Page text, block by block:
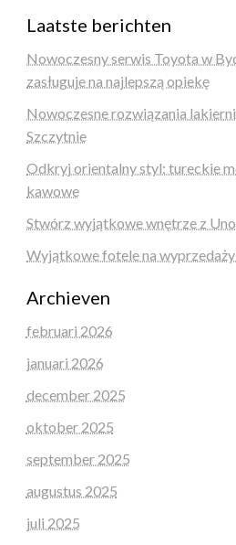
Laatste berichten
Nowoczesny serwis Toyota w
zasługuje na najlepszą opiekę
Nowoczesne rozwiązania
Szczytnie
Odkryj orientalny styl: tureckie
kawowe
Stwórz wyjątkowe wnętrze z
Wyjątkowe fotele na
Archieven
februari 2026
januari 2026
december 2025
oktober 2025
september 2025
augustus 2025
juli 2025